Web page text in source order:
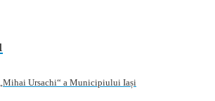
Ursachi“ a Municipiului Iași